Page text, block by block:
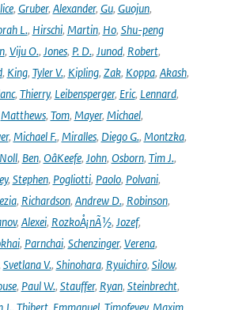
, Gruber, Alexander, Gu, Guojun,
L., Hirschi, Martin, Ho, Shu-peng
, Viju O., Jones, P. D., Junod, Robert,
, King, Tyler V., Kipling, Zak, Koppa, Akash,
, Thierry, Leibensperger, Eric, Lennard,
Matthews, Tom, Mayer, Michael,
, Michael F., Miralles, Diego G., Montzka,
Noll, Ben, OâKeefe, John, Osborn, Tim J.,
, Stephen, Pogliotti, Paolo, Polvani,
, Richardson, Andrew D., Robinson,
, Alexei, RozkoÅ¡nÃ½, Jozef,
, Parnchai, Schenzinger, Verena,
Svetlana V., Shinohara, Ryuichiro, Silow,
, Paul W., Stauffer, Ryan, Steinbrecht,